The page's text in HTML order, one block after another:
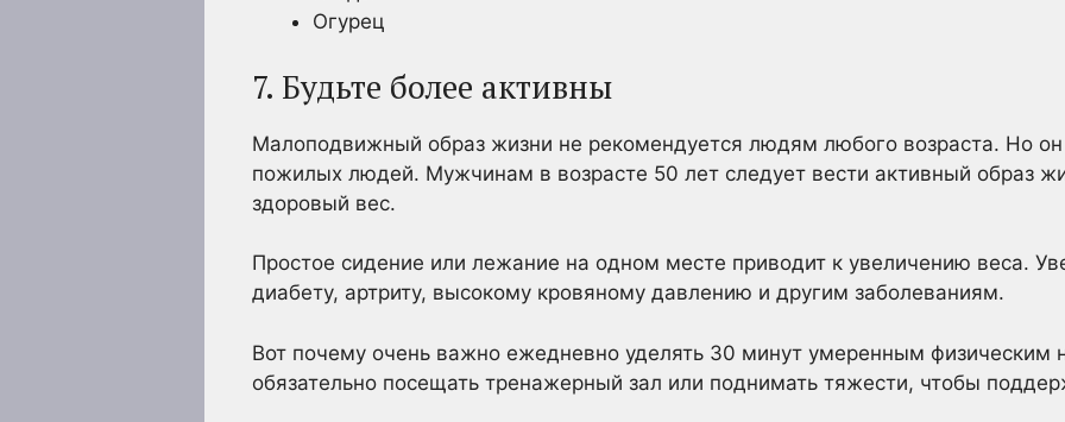
Огурец
7. Будьте более активны
Малоподвижный образ жизни не рекомендуется людям любого возраста. Но
пожилых людей. Мужчинам в возрасте 50 лет следует вести активный образ
здоровый вес.
Простое сидение или лежание на одном месте приводит к увеличению веса.
диабету, артриту, высокому кровяному давлению и другим заболеваниям.
Вот почему очень важно ежедневно уделять 30 минут умеренным физическим
обязательно посещать тренажерный зал или поднимать тяжести, чтобы